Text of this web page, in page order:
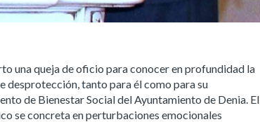
una queja de oficio para conocer en profundidad la
desprotección, tanto para él como para su
de Bienestar Social del Ayuntamiento de Denia. El
se concreta en perturbaciones emocionales